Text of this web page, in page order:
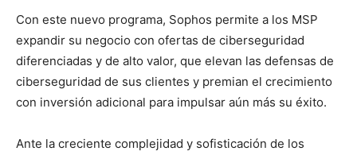
Con este nuevo programa, Sophos permite a los MSP
expandir su negocio con ofertas de ciberseguridad
diferenciadas y de alto valor, que elevan las defensas de
ciberseguridad de sus clientes y premian el crecimiento
con inversión adicional para impulsar aún más su éxito.
Ante la creciente complejidad y sofisticación de los